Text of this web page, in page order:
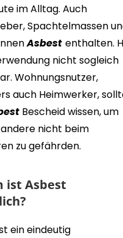
im Alltag. Auch
Spachtelmassen
Asbest enthalten.
nicht sogleich
Wohnungsnutzer,
auch Heimwerker,
Bescheid wissen, um
nicht beim
zu gefährden.
ist Asbest
ein eindeutig